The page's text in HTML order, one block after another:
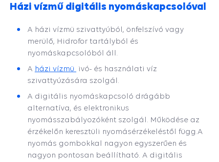
Házi vízmű digitális nyomáskapcsolóval
A házi vízmü szivattyúból, önfelszívó vagy
merülő, Hidrofor tartályból és
nyomáskapcsolóból áll.
A házi vízmü ivó- és használati víz
szivattyúzására szolgál.
A digitális nyomáskapcsoló drágább
alternatíva, és elektronikus
nyomásszabályozóként szolgál. Működése az
érzékelőn keresztüli nyomásérzékeléstől függ. A
nyomás gombokkal nagyon egyszerűen és
nagyon pontosan beállítható. A digitális